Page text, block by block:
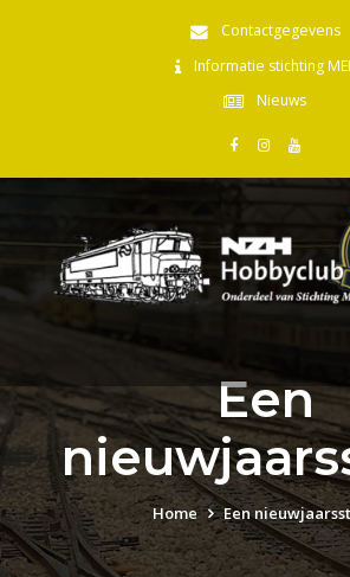
Contactgegevens
Informatie stichting
Nieuws
Een
Home Een